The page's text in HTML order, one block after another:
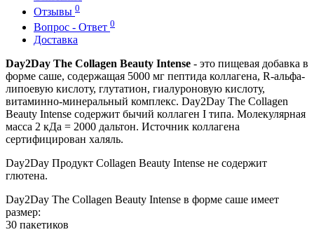
Отзывы 0
Вопрос - Ответ 0
Доставка
Day2Day The Collagen Beauty Intense - это пищевая добавка в
форме саше, содержащая 5000 мг пептида коллагена, R-альфа-
липоевую кислоту, глутатион, гиалуроновую кислоту,
витаминно-минеральный комплекс. Day2Day The Collagen
Beauty Intense содержит бычий коллаген I типа. Молекулярная
масса 2 кДа = 2000 дальтон. Источник коллагена
сертифицирован халяль.
Day2Day Продукт Collagen Beauty Intense не содержит
глютена.
Day2Day The Collagen Beauty Intense в форме саше имеет
размер:
30 пакетиков